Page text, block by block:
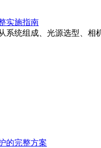
实施指南
统组成、光源选型、
的完整方案